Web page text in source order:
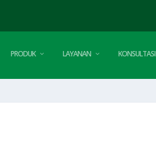
PRODUK LAYANAN KONSULTASI